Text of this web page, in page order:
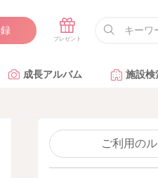
成長アルバム 施設検
ご利用の